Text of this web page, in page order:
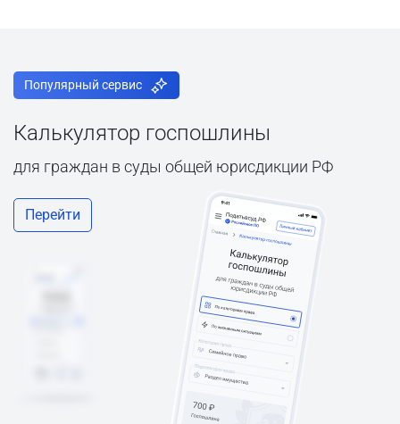
Популярный сервис
Калькулятор госпошлины
для граждан в суды общей юрисдикции РФ
Перейти